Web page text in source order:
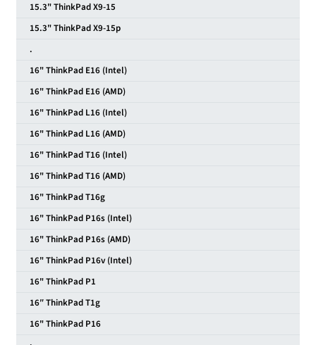
15.3" ThinkPad X9-15
15.3" ThinkPad X9-15p
.
16" ThinkPad E16 (Intel)
16" ThinkPad E16 (AMD)
16" ThinkPad L16 (Intel)
16" ThinkPad L16 (AMD)
16" ThinkPad T16 (Intel)
16" ThinkPad T16 (AMD)
16" ThinkPad T16g
16" ThinkPad P16s (Intel)
16" ThinkPad P16s (AMD)
16" ThinkPad P16v (Intel)
16" ThinkPad P1
16″ ThinkPad T1g
16" ThinkPad P16